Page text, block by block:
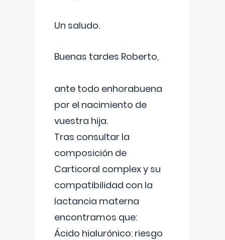
Un saludo.
Buenas tardes Roberto,
ante todo enhorabuena
por el nacimiento de
vuestra hija.
Tras consultar la
composición de
Carticoral complex y su
compatibilidad con la
lactancia materna
encontramos que:
Ácido hialurónico: riesgo